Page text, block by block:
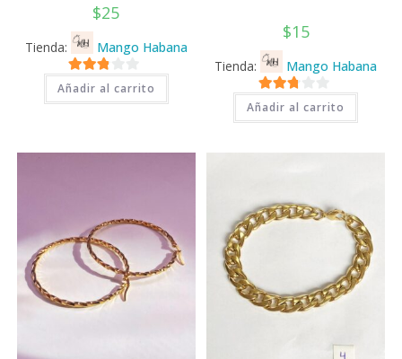
$25
Tienda: Mango Habana
2.71
de 5
Añadir al carrito
$15
Tienda: Mango Habana
2.71
de 5
Añadir al carrito